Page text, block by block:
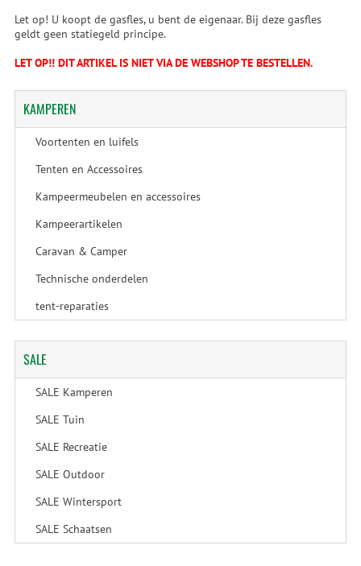
Let op! U koopt de gasfles, u bent de eigenaar. Bij deze gasfles
geldt geen statiegeld principe.
LET OP!! DIT ARTIKEL IS NIET VIA DE WEBSHOP TE BESTELLEN.
KAMPEREN
Voortenten en luifels
Tenten en Accessoires
Kampeermeubelen en accessoires
Kampeerartikelen
Caravan & Camper
Technische onderdelen
tent-reparaties
SALE
SALE Kamperen
SALE Tuin
SALE Recreatie
SALE Outdoor
SALE Wintersport
SALE Schaatsen